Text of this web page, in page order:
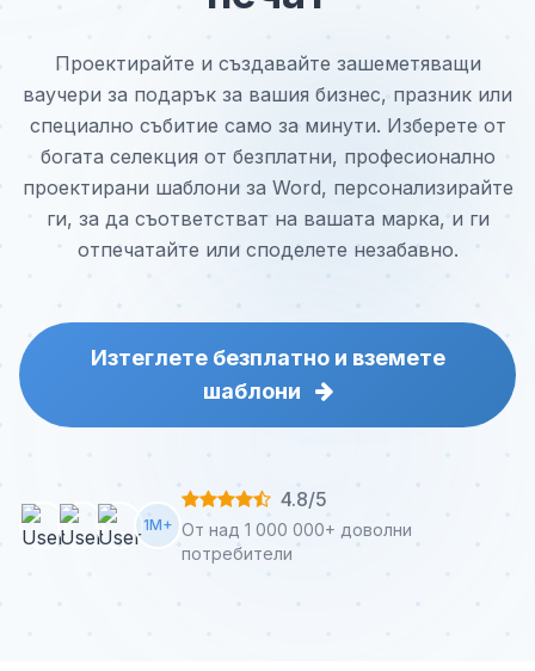
Проектирайте и създавайте зашеметяващи
ваучери за подарък за вашия бизнес, празник или
специално събитие само за минути. Изберете от
богата селекция от безплатни, професионално
проектирани шаблони за Word, персонализирайте
ги, за да съответстват на вашата марка, и ги
отпечатайте или споделете незабавно.
Изтеглете безплатно и вземете
шаблони
1M+
4.8/5
От над 1 000 000+ доволни
потребители